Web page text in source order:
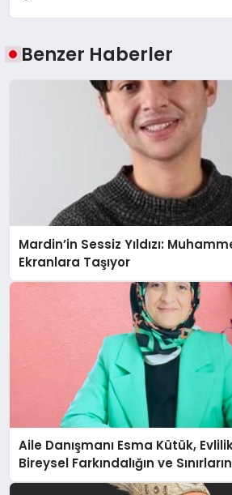
Benzer Haberler
Mardin’in Sessiz Yıldızı:
Ekranlara Taşıyor
Aile Danışmanı Esma Kütük,
Bireysel Farkındalığın ve
Anlatıyor